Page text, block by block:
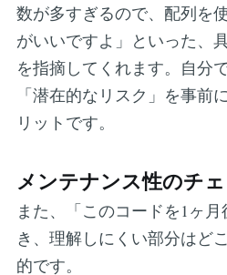
数が多すぎるので、配列を
がいいですよ」といった、
を指摘してくれます。自分
「潜在的なリスク」を事前
リットです。
メンテナンス性のチ
また、「このコードを1ヶ
き、理解しにくい部分はど
的です。